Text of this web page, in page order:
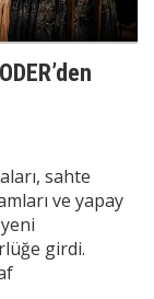
sahte
ve yapay
girdi.